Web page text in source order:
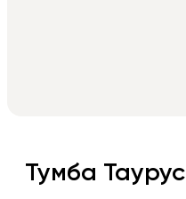
Тумба Таурус